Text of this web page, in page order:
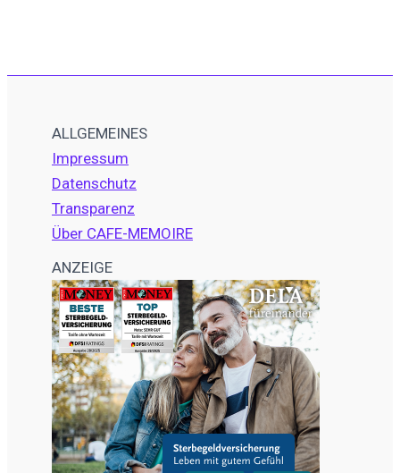
ALLGEMEINES
Impressum
Datenschutz
Transparenz
Über CAFE-MEMOIRE
ANZEIGE